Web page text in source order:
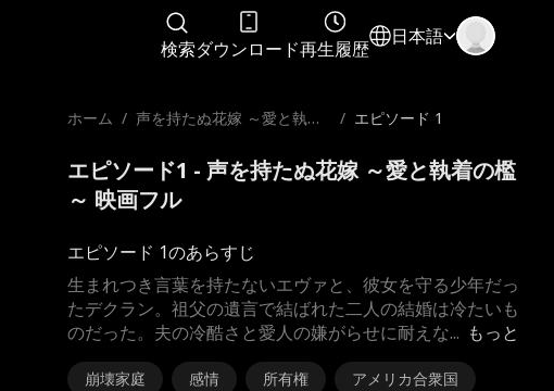
検索ダウンロード再生履歴
日本語
ホーム / 声を持たぬ花嫁 ～愛と執着
/ エピソード 1
エピソード1 - 声を持たぬ花嫁 ～愛と執着の檻
～ 映画フル
エピソード 1のあらすじ
もっと
生まれつき言葉を持たないエヴァと、彼女を守る少年だっ
たデクラン。祖父の遺言で結ばれた二人の結婚は冷たいも
のだった。夫の冷酷さと愛人の嫌がらせに耐えな...
崩壊家庭 感情 所有権 アメリカ合衆国